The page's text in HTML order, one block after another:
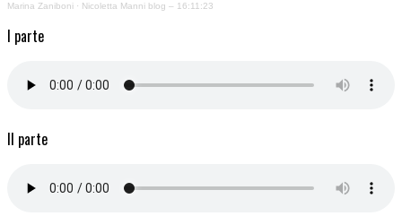
Marina Zaniboni · Nicoletta Manni blog – 16:11:23
I parte
II parte